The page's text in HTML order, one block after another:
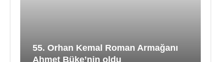
55. Orhan Kemal Roman Armağanı
Ahmet Büke’nin oldu